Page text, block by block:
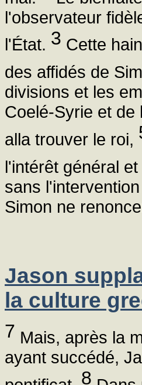
l'observateur
l'État. 3 Cette
des affidés de
divisions et les
Coelé-Syrie et de
alla trouver le roi,
l'intérêt général
sans
Simon ne
Jason
la culture
7 Mais, après la
ayant succédé,
8